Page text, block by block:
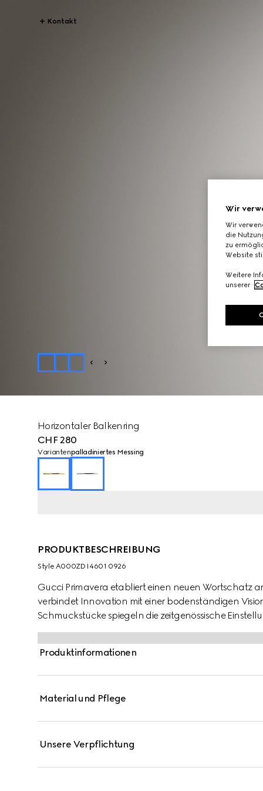
Kontakt
Horizontaler Balkenring
CHF 280
Variantenpalladiniertes Messing
PRODUKTBESCHREIBUNG
Style ‎A000ZD I4601 0926
Gucci Primavera etabliert einen neuen Wortschatz
verbindet Innovation mit einer bodenständigen
Schmuckstücke spiegeln die zeitgenössische
Der Ring, der durch eine längliche Stange mit
konzipiert, dass er horizontal über die Finger gelegt
Produktinformationen
Material und Pflege
Unsere Verpflichtung
Wir
Wir
die
zu
Website
Weitere
unserer